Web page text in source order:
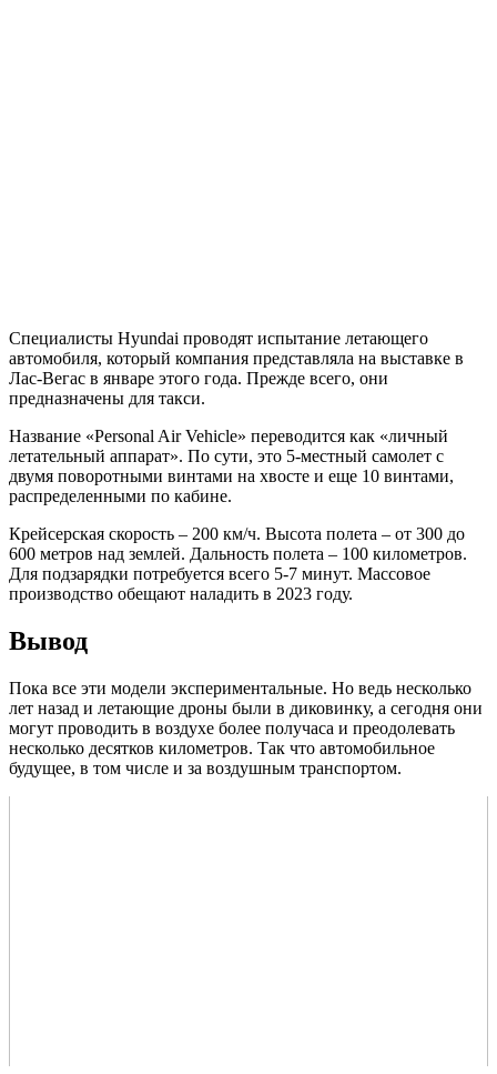
Специалисты Hyundai проводят испытание летающего
автомобиля, который компания представляла на выставке в
Лас-Вегас в январе этого года. Прежде всего, они
предназначены для такси.
Название «Personal Air Vehicle» переводится как «личный
летательный аппарат». По сути, это 5-местный самолет с
двумя поворотными винтами на хвосте и еще 10 винтами,
распределенными по кабине.
Крейсерская скорость – 200 км/ч. Высота полета – от 300 до
600 метров над землей. Дальность полета – 100 километров.
Для подзарядки потребуется всего 5-7 минут. Массовое
производство обещают наладить в 2023 году.
Вывод
Пока все эти модели экспериментальные. Но ведь несколько
лет назад и летающие дроны были в диковинку, а сегодня они
могут проводить в воздухе более получаса и преодолевать
несколько десятков километров. Так что автомобильное
будущее, в том числе и за воздушным транспортом.